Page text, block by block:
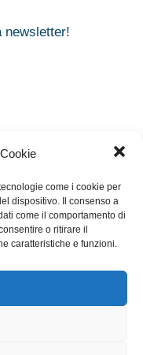
come i cookie per
dispositivo. Il consenso a
come il comportamento di
o ritirare il
caratteristiche e funzioni.
newsletter!
newsletter!